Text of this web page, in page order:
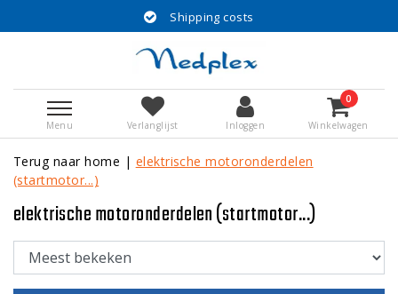
Shipping costs
Menu Verlanglijst Inloggen
0
Winkelwagen
Terug naar home | elektrische motoronderdelen
(startmotor...)
elektrische motoronderdelen (startmotor...)